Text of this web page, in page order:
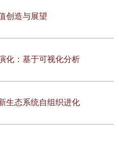
创造与展望
化：基于可视化分析
生态系统自组织进化